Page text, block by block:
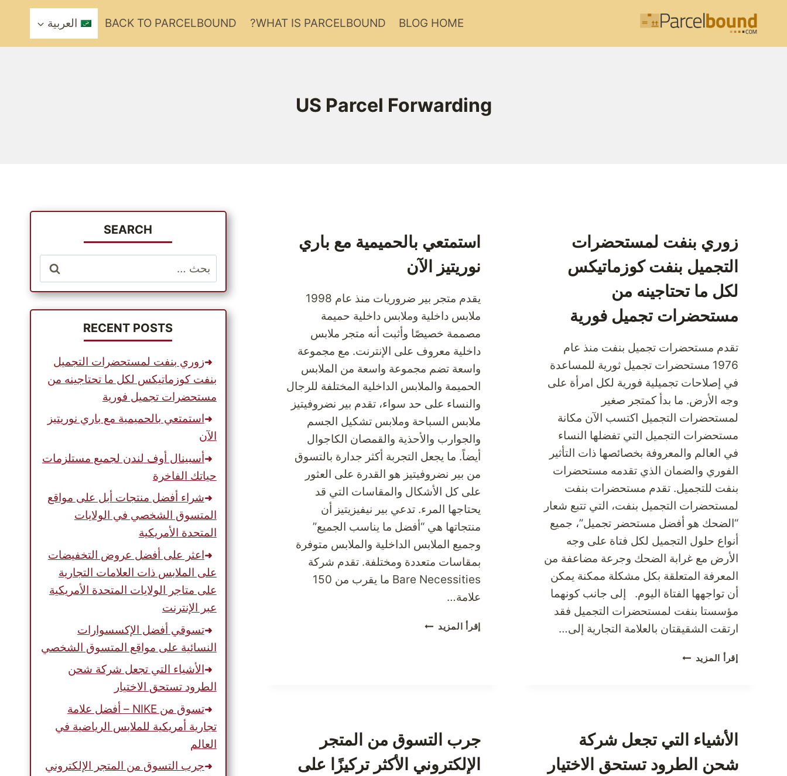
BLOG HOME
WHAT IS PARCELBOUND?
BACK TO PARCELBOUND العربية
US Parcel Forwarding
زوري بنفت لمستحضرات
التجميل بنفت كوزماتيكس
لكل ما تحتاجينه من
مستحضرات تجميل فورية
تقدم مستحضرات تجميل بنفت منذ عام
1976 مستحضرات تجميل ثورية للمساعدة
في إصلاحات تجميلية فورية لكل امرأة على
وجه الأرض. ما بدأ كمتجر صغير
لمستحضرات التجميل اكتسب الآن مكانة
مستحضرات التجميل التي تفضلها النساء
في العالم والمعروفة بخصائصها ذات التأثير
الفوري والضمان الذي تقدمه مستحضرات
بنفت للتجميل. تقدم مستحضرات بنفت
لمستحضرات التجميل بنفت، التي تتبع شعار
“الضحك هو أفضل مستحضر تجميل”، جميع
أنواع حلول التجميل لكل فتاة على وجه
الأرض مع غرابة الضحك وجرعة مضاعفة من
المعرفة المتعلقة بكل مشكلة ممكنة يمكن
أن تواجهها الفتاة اليوم. إلى جانب كونهما
مؤسستا بنفت لمستحضرات التجميل فقد
ارتقت الشقيقتان بالعلامة التجارية إلى…
إقرأ المزيد زوري
لكل
تحتاجينه
استمتعي بالحميمية مع باري
نوريتيز الآن
يقدم متجر بير ضروريات منذ عام 1998
ملابس داخلية وملابس داخلية حميمة
مصممة خصيصًا وأثبت أنه متجر ملابس
داخلية معروف على الإنترنت. مع مجموعة
واسعة تضم مجموعة واسعة من الملابس
الحميمة والملابس الداخلية المختلفة للرجال
والنساء على حد سواء، تقدم بير نضروفيتيز
ملابس السباحة وملابس تشكيل الجسم
والجوارب والأحذية والقمصان الكاجوال
أيضاً. ما يجعل التجربة أكثر جدارة بالتسوق
من بير نضروفيتيز هو القدرة على العثور
على كل الأشكال والمقاسات التي قد
يحتاجها المرء. تدعي بير نيفيزيتيز أن
منتجاتها هي “أفضل ما يناسب الجميع”
وجميع الملابس الداخلية والملابس متوفرة
بمقاسات متعددة ومختلفة. تقدم شركة
Bare Necessities ما يقرب من 150
علامة…
إقرأ المزيد استمتعي
الأشياء التي تجعل شركة
شحن الطرود تستحق الاختيار
جرب التسوق من المتجر
الإلكتروني الأكثر تركيزًا على
SEARCH
عن:
RECENT POSTS
زوري بنفت لمستحضرات التجميل
بنفت كوزماتيكس لكل ما تحتاجينه من
مستحضرات تجميل فورية
استمتعي بالحميمية مع باري نوريتيز
الآن
أسبينال أوف لندن لجميع مستلزمات
حياتك الفاخرة
شراء أفضل منتجات أبل على مواقع
المتسوق الشخصي في الولايات
المتحدة الأمريكية
اعثر على أفضل عروض التخفيضات
على الملابس ذات العلامات التجارية
على متاجر الولايات المتحدة الأمريكية
عبر الإنترنت
تسوقي أفضل الإكسسوارات
النسائية على مواقع المتسوق الشخصي
الأشياء التي تجعل شركة شحن
الطرود تستحق الاختيار
تسوق من NIKE – أفضل علامة
تجارية أمريكية للملابس الرياضية في
العالم
جرب التسوق من المتجر الإلكتروني